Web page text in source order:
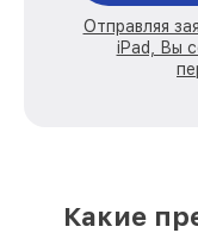
Отправляя
iPad, Вы
Какие